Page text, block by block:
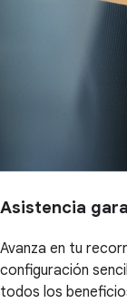
Asistencia
Avanza en tu
configuración
todos los